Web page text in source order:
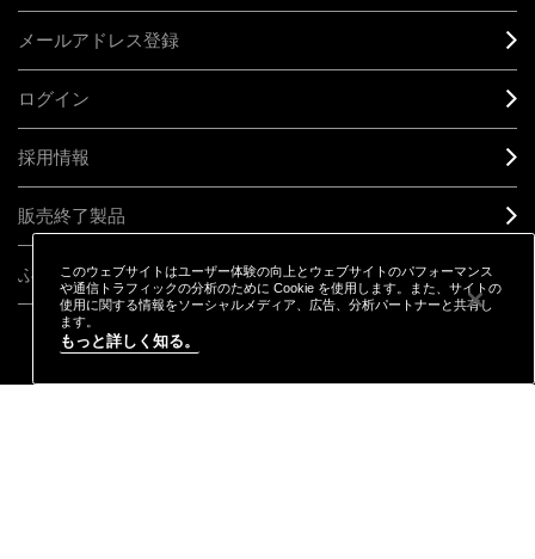
メールアドレス登録
ログイン
採用情報
販売終了製品
ふるさと納税
このウェブサイトはユーザー体験の向上とウェブサイトのパフォーマンス
や通信トラフィックの分析のために Cookie を使用します。また、サイトの
使用に関する情報をソーシャルメディア、広告、分析パートナーと共有し
ます。
もっと詳しく知る。